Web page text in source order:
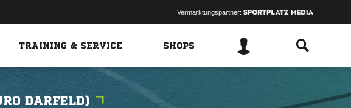
Vermarktungspartner:
TRAINING & SERVICE SHOPS
DARFELD)